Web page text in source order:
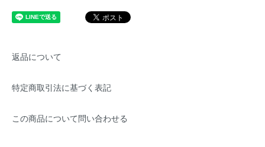
返品について
特定商取引法に基づく表記
この商品について問い合わせる